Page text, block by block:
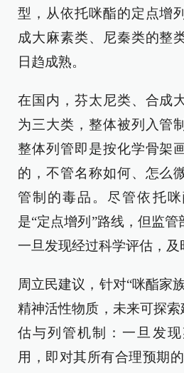
型，从依托咪酯的定点增
成大麻素类、尼秦类的整
日趋成熟。
在国内，芬太尼类、合成
为三大类，整体被列入管
整体列管即是按化学骨架
的，不管名称如何、怎么
管制的毒品。尽管依托
是“定点增列”路线，但监管
一旦发现经过科学评估，及
周立民建议，针对“咪酯家
精神活性物质，未来可探索
估与列管机制：一旦发
用，即对其所有合理预期